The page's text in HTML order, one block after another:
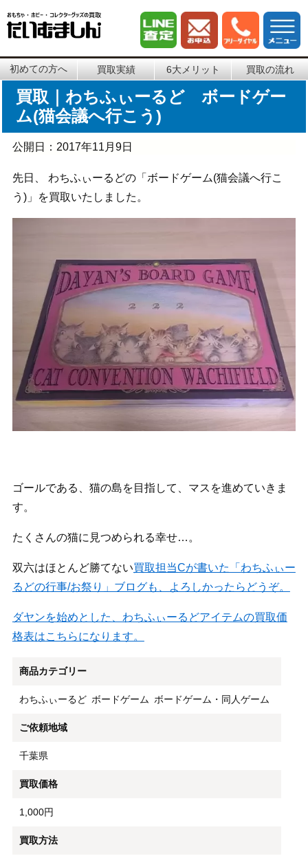
初めての方へ 買取実績 6大メリット 買取の流れ
買取｜わちふぃーるど ボードゲー
ム(猫会議へ行こう)
公開日： 2017年11月9日
先日、 わちふぃーるどの「ボードゲーム(猫会議へ行こ
う)」を買取いたしました。
ゴールである、猫の島を目指して、マスを進めていきま
す。
たくさんの猫に見つめられる幸せ…。
双六はほとんど勝てない買取担当Cが書いた「わちふぃー
るどの行事/お祭り」ブログも、よろしかったらどうぞ。
ダヤンを始めとした、わちふぃーるどアイテムの買取価
格表はこちらになります。
商品カテゴリー
わちふぃーるど ボードゲーム ボードゲーム・同人ゲーム
ご依頼地域
千葉県
買取価格
1,000円
買取方法